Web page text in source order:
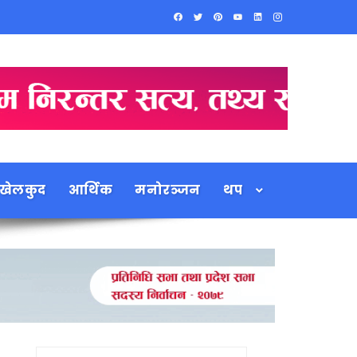
आर्थिक मनोरञ्जन थप